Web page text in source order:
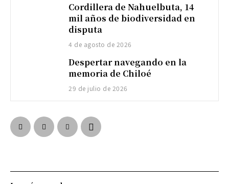
Cordillera de Nahuelbuta, 14
mil años de biodiversidad en
disputa
4 de agosto de 2026
Despertar navegando en la
memoria de Chiloé
29 de julio de 2026